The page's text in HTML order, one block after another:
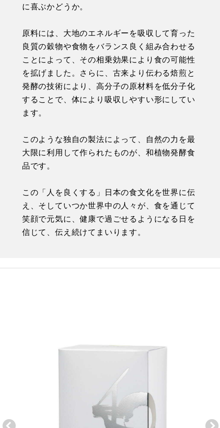
に喜ぶかどうか。
原料には、大地のエネルギーを吸収して育った
良質の穀物や食物をバランス良く組み合わせる
ことによって、その相乗効果により食の可能性
を拡げました。さらに、古来より伝わる焙煎と
発酵の技術により、高分子の原材料を低分子化
することで、体により吸収しやすい形にしてい
ます。
このような独自の製法によって、自然の力を最
大限に利用して作られたものが、和植物発酵食
品です。
この「人を良くする」日本の食文化を世界に伝
え、そしていつか世界中の人々が、食を通じて
笑顔で元気に、健康で過ごせるようになる日を
信じて、伝え続けてまいります。